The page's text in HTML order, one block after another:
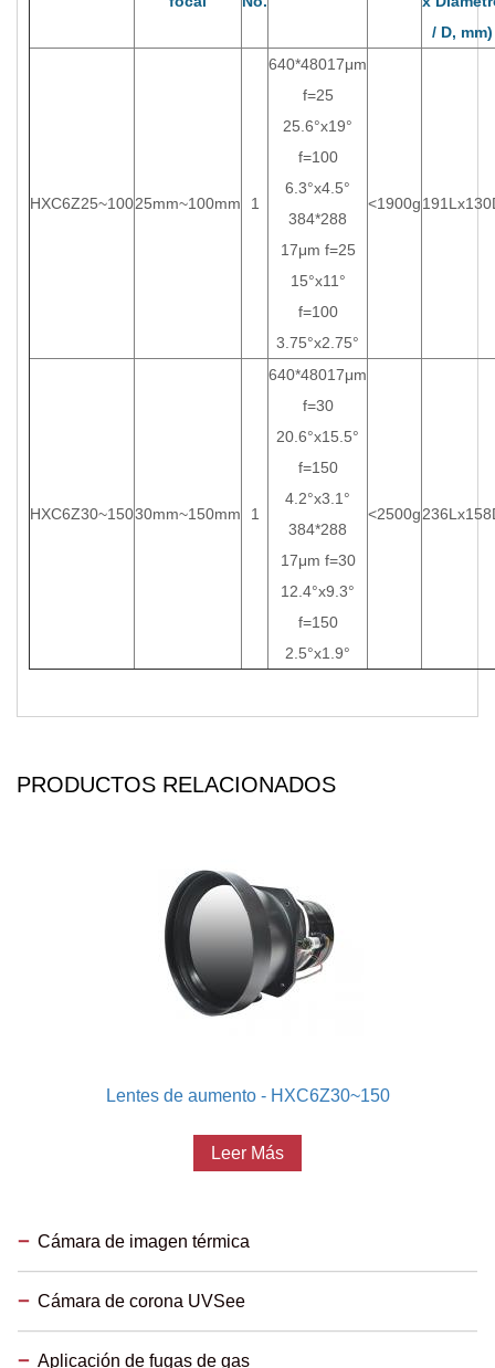
/ D, mm)
HXC6Z25~10025mm~100mm 1
640*48017μm
f=25
25.6°x19°
f=100
6.3°x4.5°
384*288
17μm f=25
15°x11°
f=100
3.75°x2.75°
<1900g
HXC6Z30~15030mm~150mm 1
640*48017μm
f=30
20.6°x15.5°
f=150
4.2°x3.1°
384*288
17μm f=30
12.4°x9.3°
f=150
2.5°x1.9°
<2500g
PRODUCTOS RELACIONADOS
Lentes de aumento - HXC6Z30~150
Leer Más
Cámara de imagen térmica
Cámara de corona UVSee
Aplicación de fugas de gas